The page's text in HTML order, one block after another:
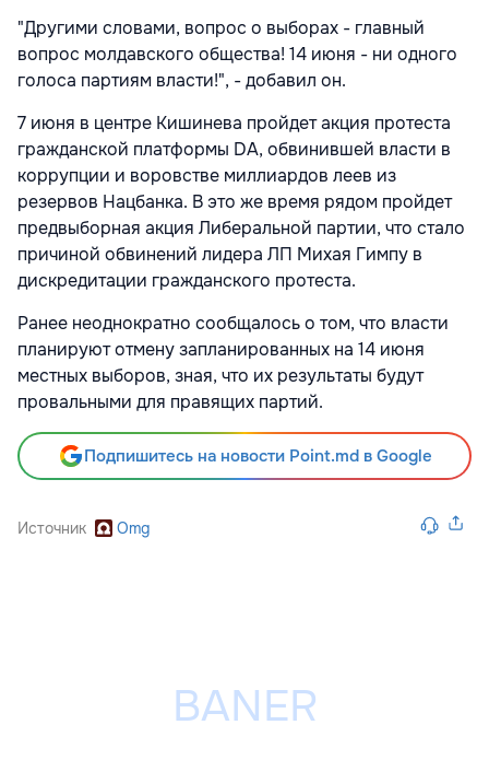
"Другими словами, вопрос о выборах - главный
вопрос молдавского общества! 14 июня - ни одного
голоса партиям власти!", - добавил он.
7 июня в центре Кишинева пройдет акция протеста
гражданской платформы DA, обвинившей власти в
коррупции и воровстве миллиардов леев из
резервов Нацбанка. В это же время рядом пройдет
предвыборная акция Либеральной партии, что стало
причиной обвинений лидера ЛП Михая Гимпу в
дискредитации гражданского протеста.
Ранее неоднократно сообщалось о том, что власти
планируют отмену запланированных на 14 июня
местных выборов, зная, что их результаты будут
провальными для правящих партий.
Подпишитесь на новости Point.md в Google
Источник Omg